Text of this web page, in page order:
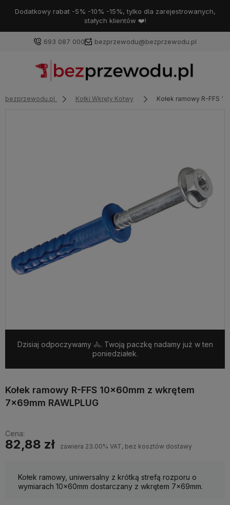
Dodatkowy rabat -5% -10% -15%, tylko dla zarejestrowanych,
stałych klientów ❤️!
693 087 000 bezprzewodu@bezprzewodu.pl
bezprzewodu.pl Kołki Wkręty Kotwy Kołek ramowy R-FFS
Dzisiaj odpoczywamy 🚴. Twoją paczkę nadamy już w ten
poniedziałek.
Kołek ramowy R-FFS 10x60mm z wkrętem
7x69mm RAWLPLUG
Cena:
82,88 zł zawiera 23.00% VAT, bez kosztów dostawy
Kołek ramowy, uniwersalny z krótką strefą rozporu o
wymiarach 10x60mm dostarczany z wkrętem 7x69mm.